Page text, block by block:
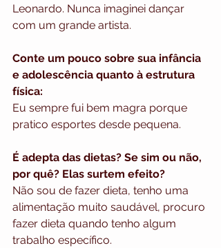
Leonardo. Nunca imaginei dançar
com um grande artista.
Conte um pouco sobre sua infância
e adolescência quanto à estrutura
física:
Eu sempre fui bem magra porque
pratico esportes desde pequena.
É adepta das dietas? Se sim ou não,
por quê? Elas surtem efeito?
Não sou de fazer dieta, tenho uma
alimentação muito saudável, procuro
fazer dieta quando tenho algum
trabalho específico.